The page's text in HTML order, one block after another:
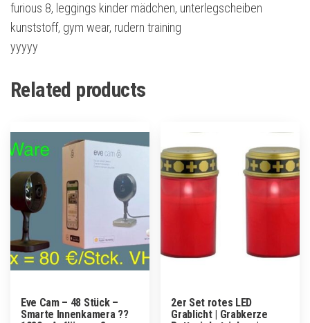
furious 8, leggings kinder mädchen, unterlegscheiben
kunststoff, gym wear, rudern training
yyyyy
Related products
Eve Cam – 48 Stück –
Smarte Innenkamera ??
2er Set rotes LED
Grablicht | Grabkerze